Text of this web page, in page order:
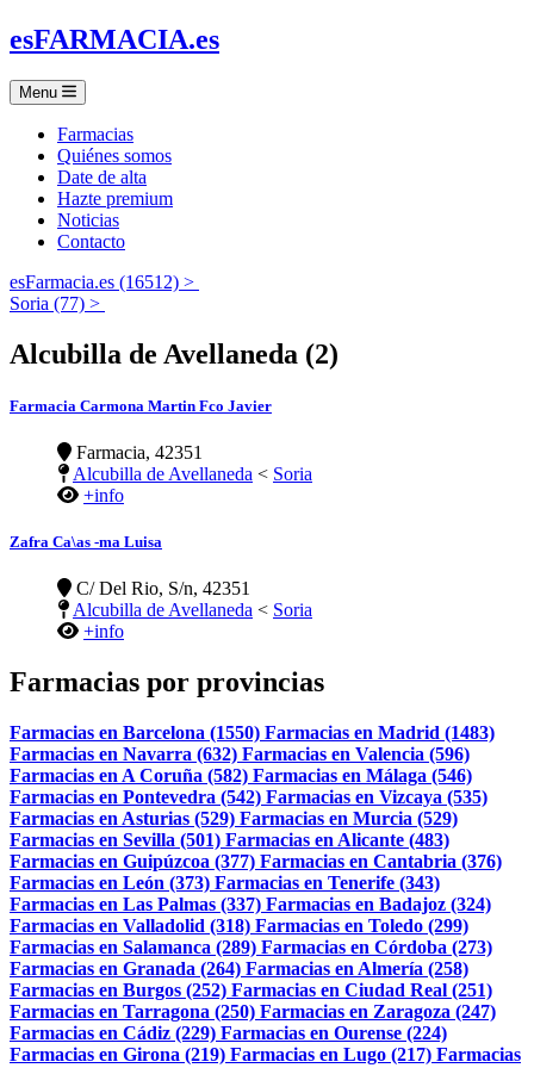
esFARMACIA.es
Menu
Farmacias
Quiénes somos
Date de alta
Hazte premium
Noticias
Contacto
esFarmacia.es (16512) >
Soria (77) >
Alcubilla de Avellaneda (2)
Farmacia Carmona Martin Fco Javier
Farmacia, 42351
Alcubilla de Avellaneda < Soria
+info
Zafra Ca\as -ma Luisa
C/ Del Rio, S/n, 42351
Alcubilla de Avellaneda < Soria
+info
Farmacias por provincias
Farmacias en Barcelona (1550) Farmacias en Madrid (1483)
Farmacias en Navarra (632) Farmacias en Valencia (596)
Farmacias en A Coruña (582) Farmacias en Málaga (546)
Farmacias en Pontevedra (542) Farmacias en Vizcaya (535)
Farmacias en Asturias (529) Farmacias en Murcia (529)
Farmacias en Sevilla (501) Farmacias en Alicante (483)
Farmacias en Guipúzcoa (377) Farmacias en Cantabria (376)
Farmacias en León (373) Farmacias en Tenerife (343)
Farmacias en Las Palmas (337) Farmacias en Badajoz (324)
Farmacias en Valladolid (318) Farmacias en Toledo (299)
Farmacias en Salamanca (289) Farmacias en Córdoba (273)
Farmacias en Granada (264) Farmacias en Almería (258)
Farmacias en Burgos (252) Farmacias en Ciudad Real (251)
Farmacias en Tarragona (250) Farmacias en Zaragoza (247)
Farmacias en Cádiz (229) Farmacias en Ourense (224)
Farmacias en Girona (219) Farmacias en Lugo (217) Farmacias